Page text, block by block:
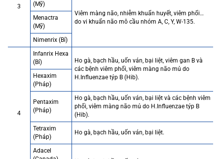
3
(Mỹ)
Viêm màng não, nhiễm khuẩn huyết, viêm phổi…
do vi khuẩn não mô cầu nhóm A, C, Y, W-135.
Menactra
(Mỹ)
Nimenrix (Bỉ)
4
Infanrix Hexa
(Bỉ)
Ho gà, bạch hầu, uốn ván, bại liệt, viêm gan B và
các bệnh viêm phổi, viêm màng não mủ do
H.Influenzae týp B (Hib).
Hexaxim
(Pháp)
Pentaxim
(Pháp)
Ho gà, bạch hầu, uốn ván, bại liệt và các bệnh viêm
phổi, viêm màng não mủ do H.Influenzae týp B
(Hib).
Tetraxim
(Pháp)
Ho gà, bạch hầu, uốn ván, bại liệt.
Adacel